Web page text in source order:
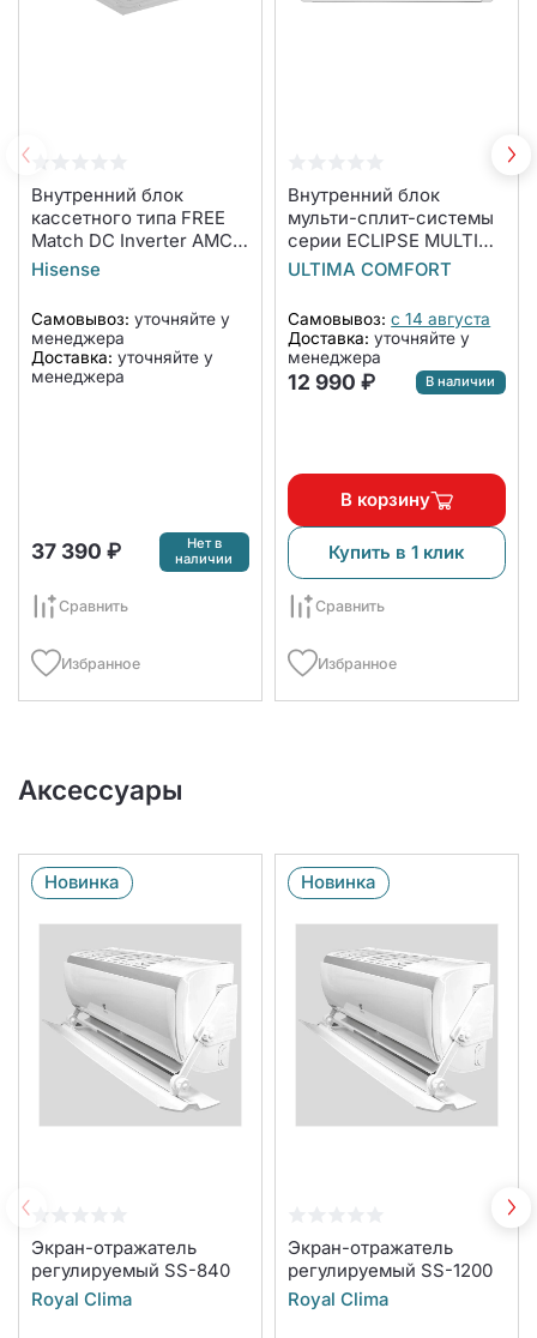
Внутренний блок
кассетного типа FREE
Match DC Inverter AMC-
18UX4SAA/AMC-
Hisense
Самовывоз: уточняйте у
менеджера
Доставка: уточняйте у
менеджера
37 390 ₽
Нет в
наличии
Сравнить
Избранное
Внутренний блок
мульти-сплит-системы
серии ECLIPSE MULTI
DC EU Inverter UC-
ULTIMA COMFORT
Самовывоз: с 14 августа
Доставка: уточняйте у
менеджера
12 990 ₽ В наличии
В корзину
Купить в 1 клик
Сравнить
Избранное
Аксессуары
Новинка
Экран-отражатель
регулируемый SS-840
Royal Clima
Новинка
Экран-отражатель
регулируемый SS-1200
Royal Clima